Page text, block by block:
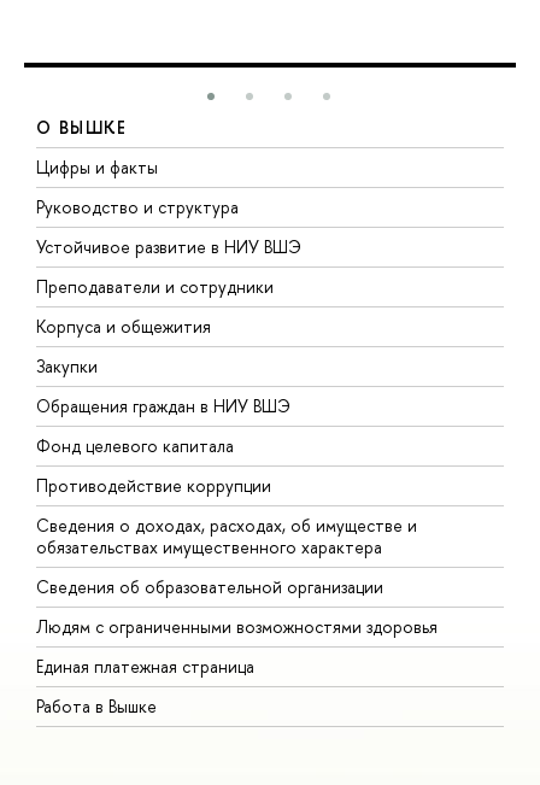
О ВЫШКЕ
Цифры и факты
Руководство и структура
Устойчивое развитие в НИУ ВШЭ
Преподаватели и сотрудники
Корпуса и общежития
Закупки
Обращения граждан в НИУ ВШЭ
Фонд целевого капитала
Противодействие коррупции
Сведения о доходах, расходах, об имуществе и
обязательствах имущественного характера
Сведения об образовательной организации
Людям с ограниченными возможностями здоровья
Единая платежная страница
Работа в Вышке